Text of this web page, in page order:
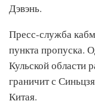
Дэвэнь.
Пресс-служба
пункта пропуска.
Кульской области
граничит с
Китая.